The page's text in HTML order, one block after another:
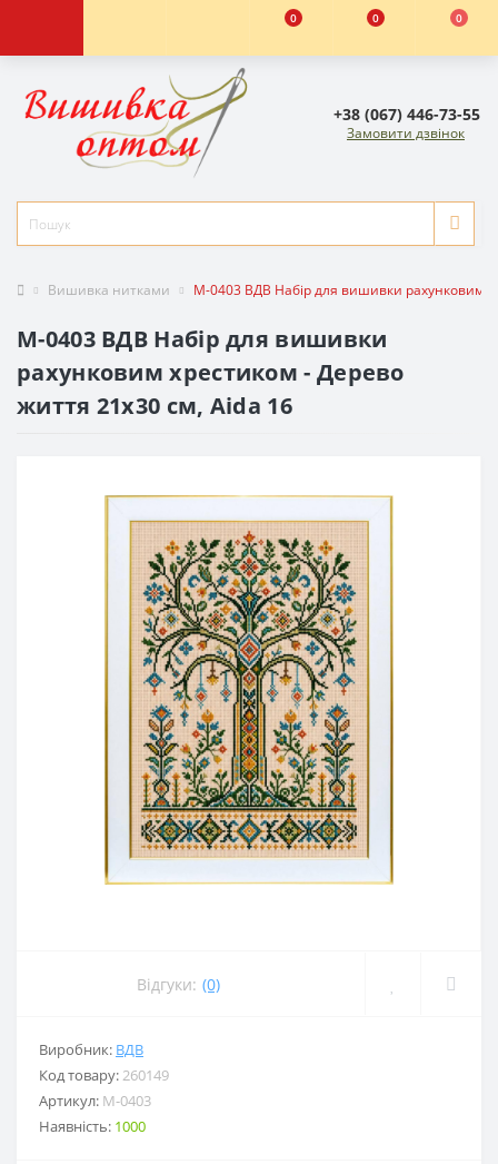
0 0 0
+38 (067) 446-73-55
Замовити дзвінок
Вишивка нитками М-0403 ВДВ Набір для вишивки рахунковим
М-0403 ВДВ Набір для вишивки
рахунковим хрестиком - Дерево
життя 21х30 см, Aida 16
Відгуки: (0)
Виробник: ВДВ
Код товару:260149
Артикул: М-0403
Наявність: 1000